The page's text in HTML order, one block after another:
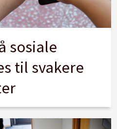
sosiale
til svakere